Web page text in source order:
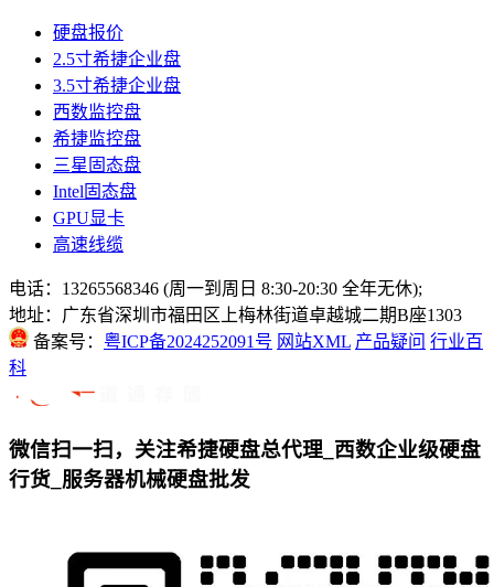
硬盘报价
2.5寸希捷企业盘
3.5寸希捷企业盘
西数监控盘
希捷监控盘
三星固态盘
Intel固态盘
GPU显卡
高速线缆
电话：13265568346 (周一到周日 8:30-20:30 全年无休);
地址：广东省深圳市福田区上梅林街道卓越城二期B座1303
备案号： 粤ICP备2024252091号 网站XML 产品疑问 行业百
科
微信扫一扫，关注希捷硬盘总代理_西数企业级硬盘
行货_服务器机械硬盘批发